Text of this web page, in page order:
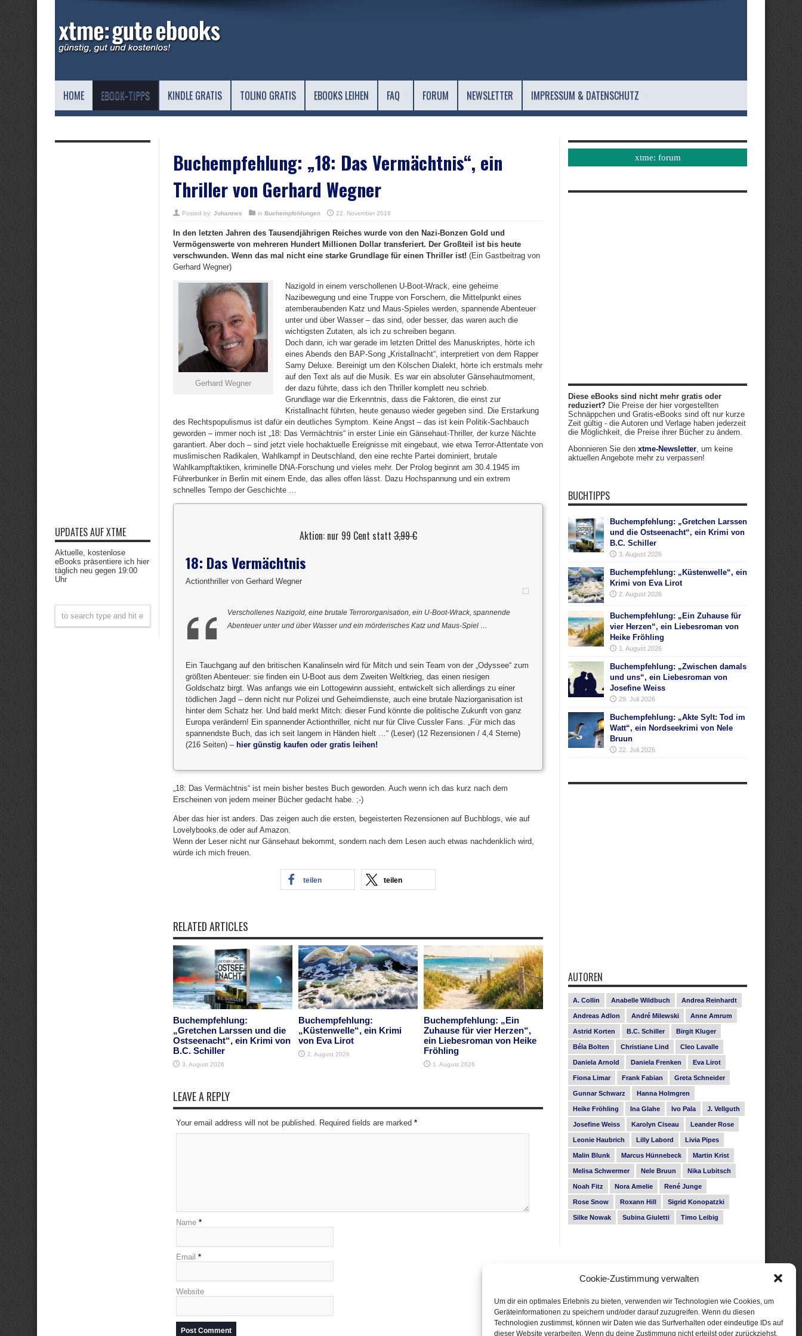
Cookie-Zustimmung verwalten
Um dir ein optimales Erlebnis zu bieten, verwenden wir Technologien wie Cookies, um
Geräteinformationen zu speichern und/oder darauf zuzugreifen. Wenn du diesen
Technologien zustimmst, können wir Daten wie das Surfverhalten oder eindeutige IDs auf
dieser Website verarbeiten. Wenn du deine Zustimmung nicht erteilst oder zurückziehst,
HOME EBOOK-TIPPS KINDLE GRATIS TOLINO GRATIS EBOOKS LEIHEN FAQ FORUM NEWSLETTER IMPRESSUM & DATENSCHUTZ
Buchempfehlung: „18: Das Vermächtnis“, ein
Thriller von Gerhard Wegner
Posted by: Johannes in Buchempfehlungen 22. November 2016
In den letzten Jahren des Tausendjährigen Reiches wurde von den Nazi-Bonzen Gold und
Vermögenswerte von mehreren Hundert Millionen Dollar transferiert. Der Großteil ist bis heute
verschwunden. Wenn das mal nicht eine starke Grundlage für einen Thriller ist! (Ein Gastbeitrag von
Gerhard Wegner)
Gerhard Wegner
Nazigold in einem verschollenen U-Boot-Wrack, eine geheime
Nazibewegung und eine Truppe von Forschern, die Mittelpunkt eines
atemberaubenden Katz und Maus-Spieles werden, spannende Abenteuer
unter und über Wasser – das sind, oder besser, das waren auch die
wichtigsten Zutaten, als ich zu schreiben begann.
Doch dann, ich war gerade im letzten Drittel des Manuskriptes, hörte ich
eines Abends den BAP-Song „Kristallnacht“, interpretiert von dem Rapper
Samy Deluxe. Bereinigt um den Kölschen Dialekt, hörte ich erstmals mehr
auf den Text als auf die Musik. Es war ein absoluter Gänsehautmoment,
der dazu führte, dass ich den Thriller komplett neu schrieb.
Grundlage war die Erkenntnis, dass die Faktoren, die einst zur
Kristallnacht führten, heute genauso wieder gegeben sind. Die Erstarkung
des Rechtspopulismus ist dafür ein deutliches Symptom. Keine Angst – das ist kein Politik-Sachbauch
geworden – immer noch ist „18: Das Vermächtnis“ in erster Linie ein Gänsehaut-Thriller, der kurze Nächte
garantiert. Aber doch – sind jetzt viele hochaktuelle Ereignisse mit eingebaut, wie etwa Terror-Attentate von
muslimischen Radikalen, Wahlkampf in Deutschland, den eine rechte Partei dominiert, brutale
Wahlkampftaktiken, kriminelle DNA-Forschung und vieles mehr. Der Prolog beginnt am 30.4.1945 im
Führerbunker in Berlin mit einem Ende, das alles offen lässt. Dazu Hochspannung und ein extrem
schnelles Tempo der Geschichte …
Aktion: nur 99 Cent statt3,99 €
18: Das Vermächtnis
Actionthriller von Gerhard Wegner
Verschollenes Nazigold, eine brutale Terrororganisation, ein U-Boot-Wrack, spannende
Abenteuer unter und über Wasser und ein mörderisches Katz und Maus-Spiel …
Ein Tauchgang auf den britischen Kanalinseln wird für Mitch und sein Team von der „Odyssee“ zum
größten Abenteuer: sie finden ein U-Boot aus dem Zweiten Weltkrieg, das einen riesigen
Goldschatz birgt. Was anfangs wie ein Lottogewinn aussieht, entwickelt sich allerdings zu einer
tödlichen Jagd – denn nicht nur Polizei und Geheimdienste, auch eine brutale Naziorganisation ist
hinter dem Schatz her. Und bald merkt Mitch: dieser Fund könnte die politische Zukunft von ganz
Europa verändern! Ein spannender Actionthriller, nicht nur für Clive Cussler Fans. „Für mich das
spannendste Buch, das ich seit langem in Händen hielt …“ (Leser) (12 Rezensionen / 4,4 Sterne)
(216 Seiten) – hier günstig kaufen oder gratis leihen!
„18: Das Vermächtnis“ ist mein bisher bestes Buch geworden. Auch wenn ich das kurz nach dem
Erscheinen von jedem meiner Bücher gedacht habe. ;-)
Aber das hier ist anders. Das zeigen auch die ersten, begeisterten Rezensionen auf Buchblogs, wie auf
Lovelybooks.de oder auf Amazon.
Wenn der Leser nicht nur Gänsehaut bekommt, sondern nach dem Lesen auch etwas nachdenklich wird,
würde ich mich freuen.
teilen teilen
RELATED ARTICLES
Buchempfehlung:
„Gretchen Larssen und die
Ostseenacht“, ein Krimi von
B.C. Schiller
3. August 2026
Buchempfehlung:
„Küstenwelle“, ein Krimi
von Eva Lirot
2. August 2026
Buchempfehlung: „Ein
Zuhause für vier Herzen“,
ein Liebesroman von Heike
Fröhling
1. August 2026
LEAVE A REPLY
Your email address will not be published. Required fields are marked *
Name *
Email *
Website
UPDATES AUF XTME
Aktuelle, kostenlose
eBooks präsentiere ich hier
täglich neu gegen 19:00
Uhr
xtme: forum
Diese eBooks sind nicht mehr gratis oder
reduziert? Die Preise der hier vorgestellten
Schnäppchen und Gratis-eBooks sind oft nur kurze
Zeit gültig - die Autoren und Verlage haben jederzeit
die Möglichkeit, die Preise ihrer Bücher zu ändern.
Abonnieren Sie den xtme-Newsletter, um keine
aktuellen Angebote mehr zu verpassen!
BUCHTIPPS
Buchempfehlung: „Gretchen Larssen
und die Ostseenacht“, ein Krimi von
B.C. Schiller
3. August 2026
Buchempfehlung: „Küstenwelle“, ein
Krimi von Eva Lirot
2. August 2026
Buchempfehlung: „Ein Zuhause für
vier Herzen“, ein Liebesroman von
Heike Fröhling
1. August 2026
Buchempfehlung: „Zwischen damals
und uns“, ein Liebesroman von
Josefine Weiss
29. Juli 2026
Buchempfehlung: „Akte Sylt: Tod im
Watt“, ein Nordseekrimi von Nele
Bruun
22. Juli 2026
AUTOREN
A. Collin Anabelle Wildbuch Andrea Reinhardt
Andreas Adlon André Milewski Anne Amrum
Astrid Korten B.C. Schiller Birgit Kluger
Béla Bolten Christiane Lind Cleo Lavalle
Daniela Arnold Daniela Frenken Eva Lirot
Fiona Limar Frank Fabian Greta Schneider
Gunnar Schwarz Hanna Holmgren
Heike Fröhling Ina Glahe Ivo Pala J. Vellguth
Josefine Weiss Karolyn Ciseau Leander Rose
Leonie Haubrich Lilly Labord Livia Pipes
Malin Blunk Marcus Hünnebeck Martin Krist
Melisa Schwermer Nele Bruun Nika Lubitsch
Noah Fitz Nora Amelie René Junge
Rose Snow Roxann Hill Sigrid Konopatzki
Silke Nowak Subina Giuletti Timo Leibig